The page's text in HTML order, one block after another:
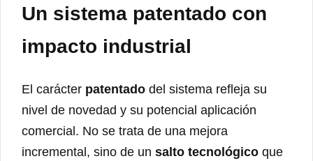
Un sistema patentado con
impacto industrial
El carácter patentado del sistema refleja su
nivel de novedad y su potencial aplicación
comercial. No se trata de una mejora
incremental, sino de un salto tecnológico que